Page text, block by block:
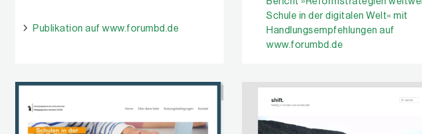
Publikation auf www.forumbd.de
Schule in der digitalen Welt« mit
Handlungsempfehlungen auf
www.forumbd.de